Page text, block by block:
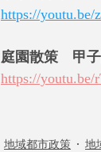
https://youtu.be/
庭園散策　甲
https://
地域都市政策 地